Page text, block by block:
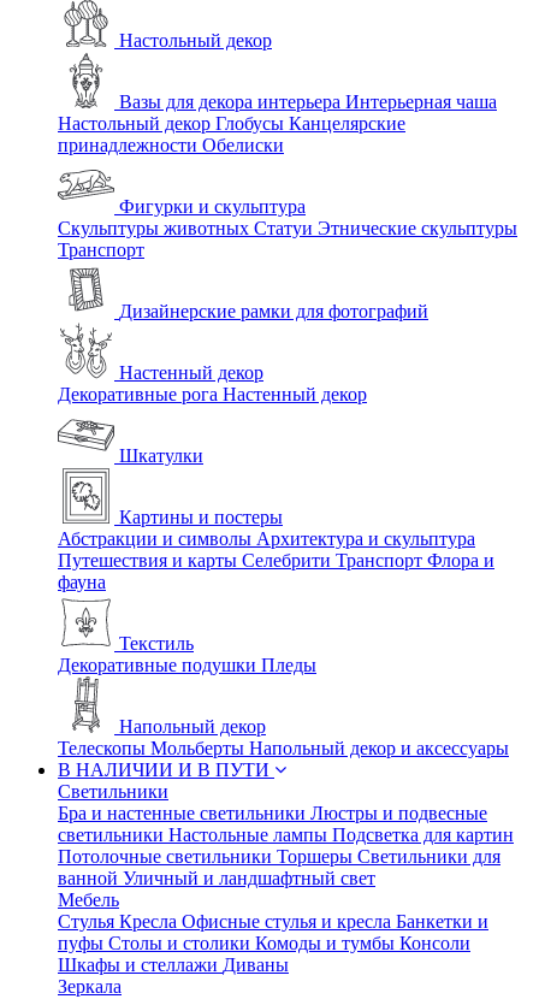
Настольный декор
Вазы для декора интерьера Интерьерная чаша
Настольный декор Глобусы Канцелярские
принадлежности Обелиски
Фигурки и скульптура
Скульптуры животных Статуи Этнические скульптуры
Транспорт
Дизайнерские рамки для фотографий
Настенный декор
Декоративные рога Настенный декор
Шкатулки
Картины и постеры
Абстракции и символы Архитектура и скульптура
Путешествия и карты Селебрити Транспорт Флора и
фауна
Текстиль
Декоративные подушки Пледы
Напольный декор
Телескопы Мольберты Напольный декор и аксессуары
В НАЛИЧИИ И В ПУТИ
Светильники
Бра и настенные светильники Люстры и подвесные
светильники Настольные лампы Подсветка для картин
Потолочные светильники Торшеры Светильники для
ванной Уличный и ландшафтный свет
Мебель
Стулья Кресла Офисные стулья и кресла Банкетки и
пуфы Столы и столики Комоды и тумбы Консоли
Шкафы и стеллажи Диваны
Зеркала